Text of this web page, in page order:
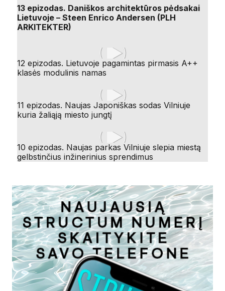
13 epizodas. Daniškos architektūros pėdsakai
Lietuvoje – Steen Enrico Andersen (PLH
ARKITEKTER)
12 epizodas. Lietuvoje pagamintas pirmasis A++
klasės modulinis namas
11 epizodas. Naujas Japoniškas sodas Vilniuje
kuria žaliąją miesto jungtį
10 epizodas. Naujas parkas Vilniuje slepia miestą
gelbstinčius inžinerinius sprendimus